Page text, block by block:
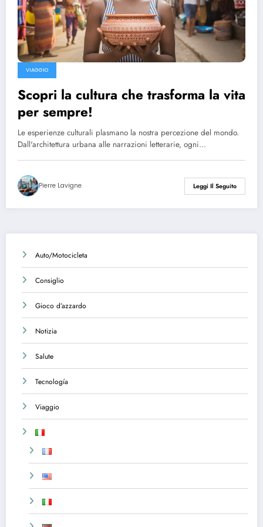
VIAGGIO
Scopri la cultura che trasforma la vita
per sempre!
Le esperienze culturali plasmano la nostra percezione del mondo.
Dall'architettura urbana alle narrazioni letterarie, ogni…
Pierre Lavigne Leggi Il Seguito
Auto/Motocicleta
Consiglio
Gioco d’azzardo
Notizia
Salute
Tecnología
Viaggio